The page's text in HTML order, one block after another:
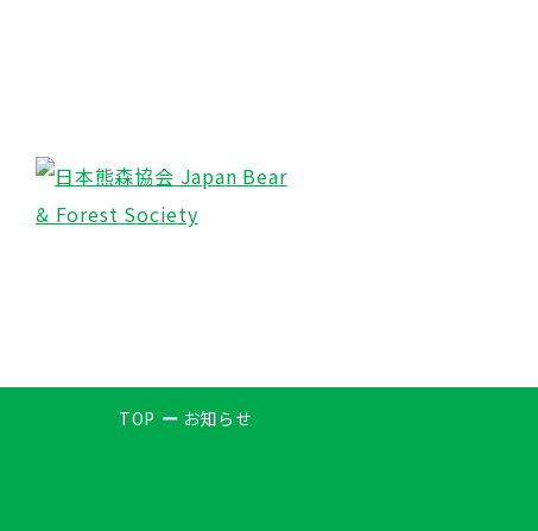
TOP お知らせ